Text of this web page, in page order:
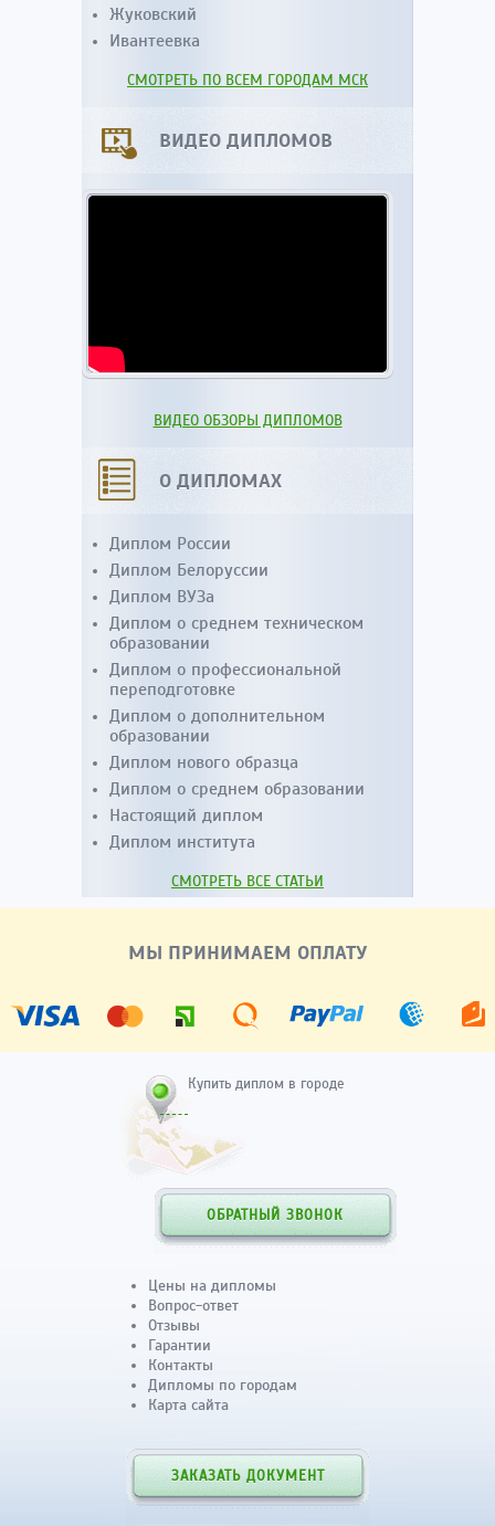
Жуковский
Ивантеевка
СМОТРЕТЬ ПО ВСЕМ ГОРОДАМ МСК
ВИДЕО ДИПЛОМОВ
ВИДЕО ОБЗОРЫ ДИПЛОМОВ
О ДИПЛОМАХ
Диплом России
Диплом Белоруссии
Диплом ВУЗа
Диплом о среднем техническом
образовании
Диплом о профессиональной
переподготовке
Диплом о дополнительном
образовании
Диплом нового образца
Диплом о среднем образовании
Настоящий диплом
Диплом института
СМОТРЕТЬ ВСЕ СТАТЬИ
МЫ ПРИНИМАЕМ ОПЛАТУ
Купить диплом в городе
ОБРАТНЫЙ ЗВОНОК
Цены на дипломы
Вопрос-ответ
Отзывы
Гарантии
Контакты
Дипломы по городам
Карта сайта
ЗАКАЗАТЬ ДОКУМЕНТ